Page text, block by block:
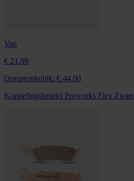
Van
€ 21,99
Oorspronkelijk: € 44,00
Koppelingshendel Proworks Flex Zwart